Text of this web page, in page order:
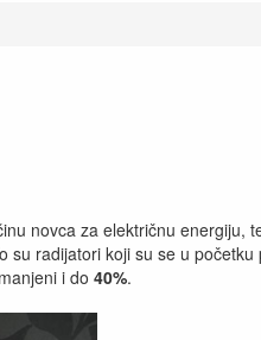
novca za električnu energiju,
su radijatori koji su se u početku
i do 40%.